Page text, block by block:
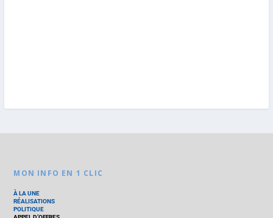
MON INFO EN 1 CLIC
À LA UNE
RÉALISATIONS
POLITIQUE